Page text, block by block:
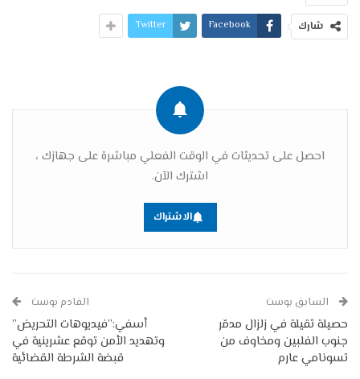
شارك Facebook
Twitter
احصل على تحديثات في الوقت الفعلي مباشرة على جهازك ،
اشترك الآن.
الاشتراك
السابق بوست
حصيلة ثقيلة في زلزال مدمّر
جنوب الفلبين ومخاوف من
تسونامي عارم
القادم بوست
أسفي:”فيديوهات التحريض”
وتهديد الأمن توقع عشرينية في
قبضة الشرطة القضائية